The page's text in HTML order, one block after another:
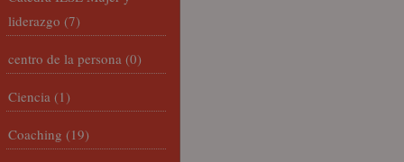
liderazgo (7)
centro de la persona (0)
Ciencia (1)
Coaching (19)